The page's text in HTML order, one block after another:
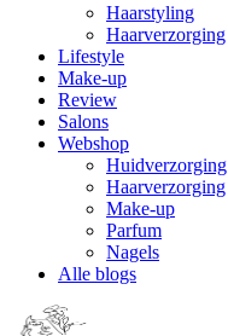
Haarstyling
Haarverzorging
Lifestyle
Make-up
Review
Salons
Webshop
Huidverzorging
Haarverzorging
Make-up
Parfum
Nagels
Alle blogs